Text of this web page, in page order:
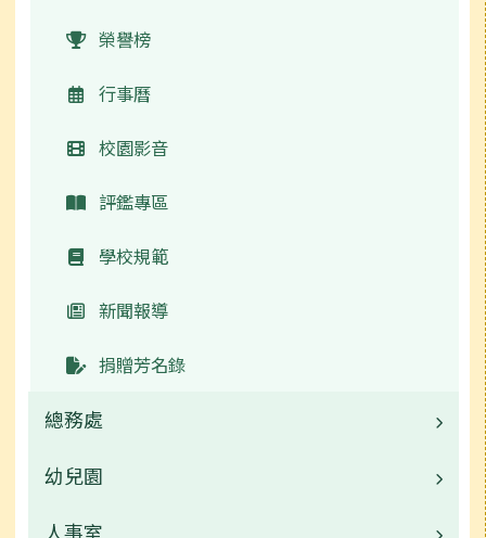
榮譽榜
行事曆
校園影音
評鑑專區
學校規範
新聞報導
捐贈芳名錄
總務處
業務職掌
校園公告
幼兒園
校園公告
人事室